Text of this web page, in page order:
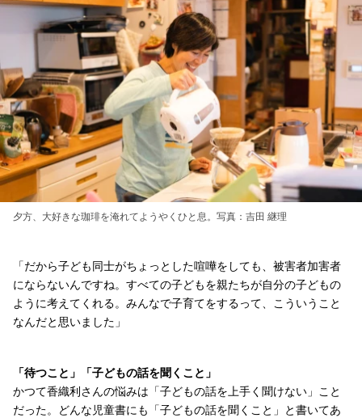
夕方、大好きな珈琲を淹れてようやくひと息。写真：吉田 継理
「だから子ども同士がちょっとした喧嘩をしても、被害者加害者
にならないんですね。すべての子どもを親たちが自分の子どもの
ように考えてくれる。みんなで子育てをするって、こういうこと
なんだと思いました」
「待つこと」「子どもの話を聞くこと」
かつて香織利さんの悩みは「子どもの話を上手く聞けない」こと
だった。どんな児童書にも「子どもの話を聞くこと」と書いてあ